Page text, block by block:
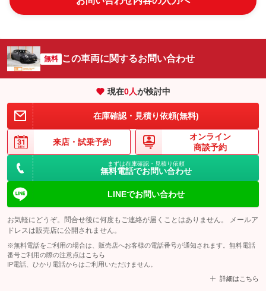
無料 この車両に関するお問い合わせ
現在0人が検討中
在庫確認・見積り依頼(無料)
来店・ 試乗予約
オンライン
商談予約
まずは在庫確認・見積り依頼
無料電話でお問い合わせ
LINEでお問い合わせ
お気軽にどうぞ。問合せ後に何度もご連絡が届くことはありません。 メールア
ドレスは販売店に公開されません。
※無料電話をご利用の場合は、販売店へお客様の電話番号が通知されます。無料電話
番号ご利用の際の注意点は こちら
IP電話、ひかり電話からはご利用いただけません。
詳細はこちら